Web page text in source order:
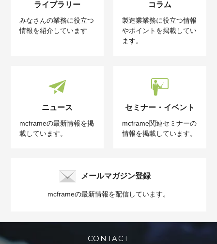
ライブラリー
みなさんの業務に役立つ
情報を紹介しています
コラム
製造業業務に役立つ情報
やポイントを掲載してい
ます。
ニュース
mcframeの最新情報を掲
載しています。
セミナー・イベント
mcframe関連セミナーの
情報を掲載しています。
メールマガジン登録
mcframeの最新情報を配信しています。
CONTACT